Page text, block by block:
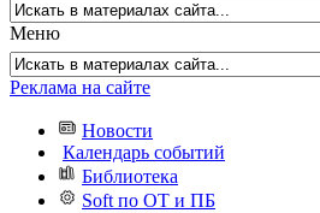
Меню
Реклама на сайте
Новости
Календарь событий
Библиотека
Soft по ОТ и ПБ